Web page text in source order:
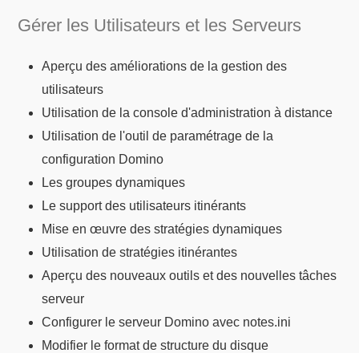
Gérer les Utilisateurs et les Serveurs
Aperçu des améliorations de la gestion des
utilisateurs
Utilisation de la console d'administration à distance
Utilisation de l'outil de paramétrage de la
configuration Domino
Les groupes dynamiques
Le support des utilisateurs itinérants
Mise en œuvre des stratégies dynamiques
Utilisation de stratégies itinérantes
Aperçu des nouveaux outils et des nouvelles tâches
serveur
Configurer le serveur Domino avec notes.ini
Modifier le format de structure du disque